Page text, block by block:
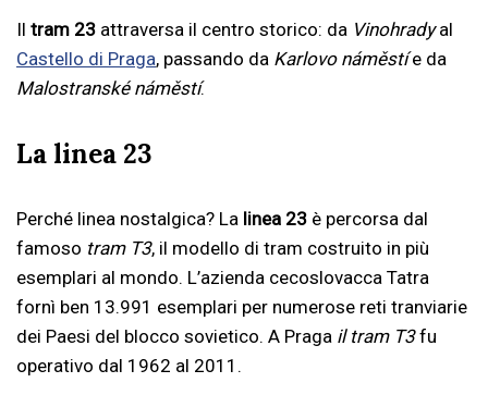
Il tram 23 attraversa il centro storico: da Vinohradyal
Castello di Praga, passando da Karlovo náměstíe da
Malostranské náměstí.
La linea 23
Perché linea nostalgica? La linea 23 è percorsa dal
famoso tram T3, il modello di tram costruito in più
esemplari al mondo. L’azienda cecoslovacca Tatra
fornì ben 13.991 esemplari per numerose reti tranviarie
dei Paesi del blocco sovietico. A Praga il tram T3fu
operativo dal 1962 al 2011.